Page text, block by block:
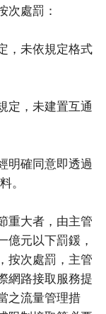
次處罰：
，未依規定格式
定，未建置互通
明確同意即透過
。
重大者，由主管
億元以下罰鍰，
按次處罰，主管
網路接取服務提
之流量管理措